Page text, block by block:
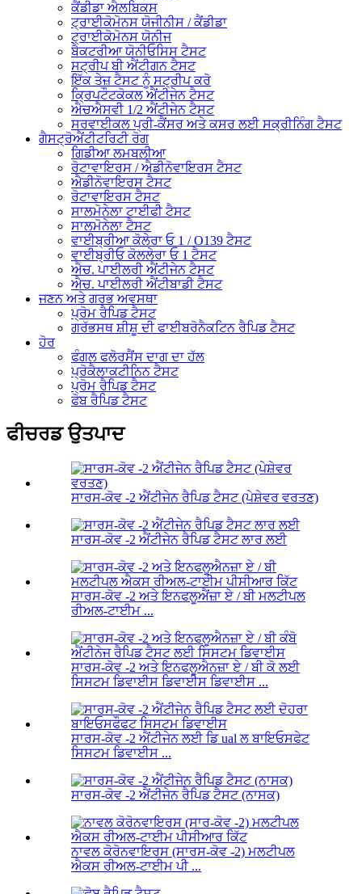
ਕੈਂਡੀਡਾ ਐਲਬਿਕਸ
ਟ੍ਰਾਈਕੋਮੋਨਸ ਯੋਜੀਨੀਸ / ਕੈਂਡੀਡਾ
ਟ੍ਰਾਈਕੋਮੋਨਸ ਯੋਨੀਜ
ਬੈਕਟਰੀਆ ਯੋਨੀਓਸਿਸ ਟੈਸਟ
ਸਟ੍ਰੀਪ ਬੀ ਐਂਟੀਗਨ ਟੈਸਟ
ਇੱਕ ਤੇਜ਼ ਟੈਸਟ ਨੂੰ ਸਟ੍ਰੀਪ ਕਰੋ
ਕ੍ਰਿਪਟੌਟਕੋਕਲ ਐਂਟੀਜੇਨ ਟੈਸਟ
ਐਚਐਸਵੀ 1/2 ਐਂਟੀਜੇਨ ਟੈਸਟ
ਸਰਵਾਈਕਲ ਪ੍ਰੀ-ਕੈਂਸਰ ਅਤੇ ਕਸਰ ਲਈ ਸਕ੍ਰੀਨਿੰਗ ਟੈਸਟ
ਗੈਸਟ੍ਰੋਐਂਟੀਟਰਿਟੀ ਰੋਗ
ਗਿਡੀਆ ਲਮਬਲੀਆ
ਰੋਟਾਵਾਇਰਸ / ਐਡੀਨੋਵਾਇਰਸ ਟੈਸਟ
ਐਡੀਨੋਵਾਇਰਸ ਟੈਸਟ
ਰੋਟਾਵਾਇਰਸ ਟੈਸਟ
ਸਾਲਮੋਨੇਲਾ ਟਾਈਫੀ ਟੈਸਟ
ਸਾਲਮੋਨੇਲਾ ਟੈਸਟ
ਵਾਈਬ੍ਰੀਆ ਕੋਲੇਰਾ ਓ 1 / O139 ਟੈਸਟ
ਵਾਈਬ੍ਰੀਓ ਕੋਲਲੇਰਾ ਓ 1 ਟੈਸਟ
ਐਚ. ਪਾਈਲਰੀ ਐਂਟੀਜੇਨ ਟੈਸਟ
ਐਚ. ਪਾਈਲਰੀ ਐਂਟੀਬਾਡੀ ਟੈਸਟ
ਜਣਨ ਅਤੇ ਗਰਭ ਅਵਸਥਾ
ਪ੍ਰੋਮ ਰੈਪਿਡ ਟੈਸਟ
ਗਰੱਭਸਥ ਸ਼ੀਸ਼ੂ ਦੀ ਫਾਈਬਰੋਨੈਕਟਿਨ ਰੈਪਿਡ ਟੈਸਟ
ਹੋਰ
ਫੰਗਲ ਫਲੋਰਸੈਂਸ ਦਾਗ ਦਾ ਹੱਲ
ਪ੍ਰੋਕੈਲਾਕਟੀਨਿਨ ਟੈਸਟ
ਪ੍ਰੋਮ ਰੈਪਿਡ ਟੈਸਟ
ਫੋਬ ਰੈਪਿਡ ਟੈਸਟ
ਫੀਚਰਡ ਉਤਪਾਦ
ਸਾਰਸ-ਕੋਵ -2 ਐਂਟੀਜੇਨ ਰੈਪਿਡ ਟੈਸਟ (ਪੇਸ਼ੇਵਰ ਵਰਤਣ)
ਸਾਰਸ-ਕੋਵ -2 ਐਂਟੀਜੇਨ ਰੈਪਿਡ ਟੈਸਟ ਲਾਰ ਲਈ
ਸਾਰਸ-ਕੋਵ -2 ਅਤੇ ਇਨਫਲੂਐਂਜ਼ਾ ਏ / ਬੀ ਮਲਟੀਪਲ
ਰੀਅਲ-ਟਾਈਮ ...
ਸਾਰਸ-ਕੋਵ -2 ਅਤੇ ਇਨਫਲੂਐਨਜ਼ਾ ਏ / ਬੀ ਕੋ ਲਈ
ਸਿਸਟਮ ਡਿਵਾਈਸ ਡਿਵਾਈਸ ਡਿਵਾਈਸ ...
ਸਾਰਸ-ਕੋਵ -2 ਐਂਟੀਜੇਨ ਲਈ ਡਿ ual ਲ ਬਾਇਓਸਫੇਟ
ਸਿਸਟਮ ਡਿਵਾਈਸ ...
ਸਾਰਸ-ਕੋਵ -2 ਐਂਟੀਜੇਨ ਰੈਪਿਡ ਟੈਸਟ (ਨਾਸਕ)
ਨਾਵਲ ਕੋਰੋਨਵਾਇਰਸ (ਸਾਰਸ-ਕੋਵ -2) ਮਲਟੀਪਲ
ਐਕਸ ਰੀਅਲ-ਟਾਈਮ ਪੀ ...